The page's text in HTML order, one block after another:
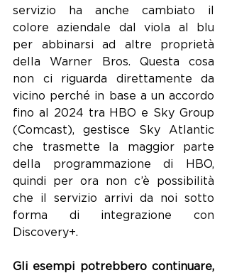
servizio ha anche cambiato il
colore aziendale dal viola al blu
per abbinarsi ad altre proprietà
della Warner Bros. Questa cosa
non ci riguarda direttamente da
vicino perché in base a un accordo
fino al 2024 tra HBO e Sky Group
(Comcast), gestisce Sky Atlantic
che trasmette la maggior parte
della programmazione di HBO,
quindi per ora non c’è possibilità
che il servizio arrivi da noi sotto
forma di integrazione con
Discovery+.
Gli esempi potrebbero continuare,